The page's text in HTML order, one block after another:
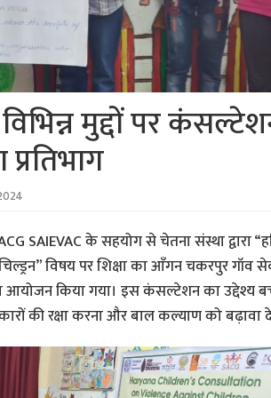
मुद्दों पर
SAIEVAC के सहयोग से चेतना संस्था द्वारा
विषय पर शिक्षा का आँगन चकरपुर गॉव
किया गया। इस कंसल्टेशन का उद्देश्य
की रक्षा करना और बाल कल्याण को बढ़ावा